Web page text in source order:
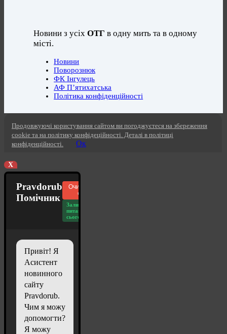
Новини з усіхОТГ в одну мить та в одному
місті.
Новини
Поворознюк
ФК Інгулець
АФ П’ятихатська
Політика конфіденційності
Продовжуючі користування сайтом ви погоджуєтеся на збереження
cookie та на політику конфідеційності. Деталі в політиці
конфіденційності.
Ок
X
Pravdorub
Помічник
Очистити
чат
Залишилось
питань
сьогодні: 20
Привіт! Я
Асистент
новинного
сайту
Pravdorub.
Чим я можу
допомогти?
Я можу